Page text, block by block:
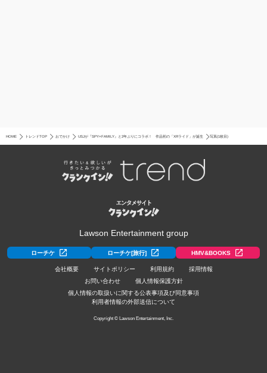
HOME トレンドTOP おでかけ USJが『SPY×FAMILY』と2年ぶりにコラボ！ 作品初の「XRライド」が誕生 写真(1枚目)
Lawson Entertainment group
ローチケ ローチケ[旅行] HMV&BOOKS
会社概要 サイトポリシー 利用規約
採用情報
お問い合わせ
個人情報保護方針
個人情報の取扱いに関する公表事項及び同意事項
利用者情報の外部送信について
Copyright © Lawson Entertainment, Inc.